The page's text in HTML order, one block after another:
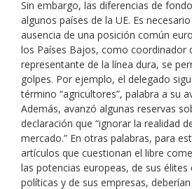
Sin embargo, las diferencias de
algunos países de la UE. Es
ausencia de una posición común
los Países Bajos, como coordinador
representante de la línea dura, se
golpes. Por ejemplo, el delegado
término “agricultores”, palabra a su
Además, avanzó algunas reservas
declaración que “ignorar la realidad
mercado.” En otras palabras, para
artículos que cuestionan el libre
las potencias europeas, de sus
políticas y de sus empresas,